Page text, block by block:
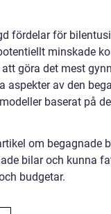
fördelar för
minskade
göra det mest
aspekter av den
baserat på
om begagnade
bilar och kunna
budgetar.